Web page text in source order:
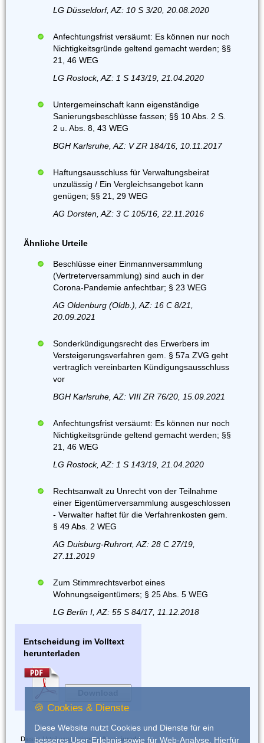
LG Düsseldorf, AZ: 10 S 3/20, 20.08.2020
Anfechtungsfrist versäumt: Es können nur noch
Nichtigkeitsgründe geltend gemacht werden; §§
21, 46 WEG
LG Rostock, AZ: 1 S 143/19, 21.04.2020
Untergemeinschaft kann eigenständige
Sanierungsbeschlüsse fassen; §§ 10 Abs. 2 S.
2 u. Abs. 8, 43 WEG
BGH Karlsruhe, AZ: V ZR 184/16, 10.11.2017
Haftungsausschluss für Verwaltungsbeirat
unzulässig / Ein Vergleichsangebot kann
genügen; §§ 21, 29 WEG
AG Dorsten, AZ: 3 C 105/16, 22.11.2016
Ähnliche Urteile
Beschlüsse einer Einmannversammlung
(Vertreterversammlung) sind auch in der
Corona-Pandemie anfechtbar; § 23 WEG
AG Oldenburg (Oldb.), AZ: 16 C 8/21,
20.09.2021
Sonderkündigungsrecht des Erwerbers im
Versteigerungsverfahren gem. § 57a ZVG geht
vertraglich vereinbarten Kündigungsausschluss
vor
BGH Karlsruhe, AZ: VIII ZR 76/20, 15.09.2021
Anfechtungsfrist versäumt: Es können nur noch
Nichtigkeitsgründe geltend gemacht werden; §§
21, 46 WEG
LG Rostock, AZ: 1 S 143/19, 21.04.2020
Rechtsanwalt zu Unrecht von der Teilnahme
einer Eigentümerversammlung ausgeschlossen
- Verwalter haftet für die Verfahrenkosten gem.
§ 49 Abs. 2 WEG
AG Duisburg-Ruhrort, AZ: 28 C 27/19,
27.11.2019
Zum Stimmrechtsverbot eines
Wohnungseigentümers; § 25 Abs. 5 WEG
LG Berlin I, AZ: 55 S 84/17, 11.12.2018
Entscheidung im Volltext
herunterladen
Dieses Urteil wurde eingestellt voniurado
🍪 Cookies & Dienste
Diese Website nutzt Cookies und Dienste für ein
besseres User-Erlebnis sowie für Web-Analyse. Hierfür